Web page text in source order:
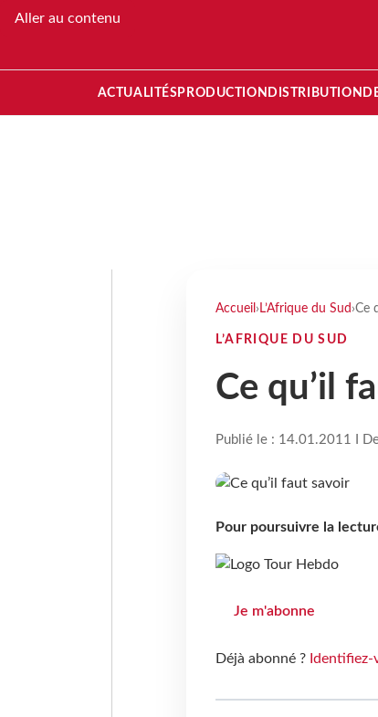
Aller au contenu
ACTUALITÉS PRODUCTION DISTRIBUTION
Accueil › L’Afrique du Sud ›Ce
L’AFRIQUE DU SUD
Ce qu’il
Publié le : 14.01.2011 I
Pour poursuivre la
Je m'abonne
Déjà abonné ? Identifiez-